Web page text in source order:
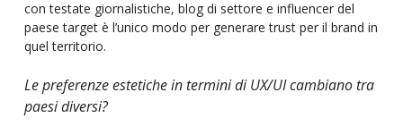
con testate giornalistiche, blog di settore e influencer del
paese target è l’unico modo per generare trust per il brand in
quel territorio.
Le preferenze estetiche in termini di UX/UI cambiano tra
paesi diversi?